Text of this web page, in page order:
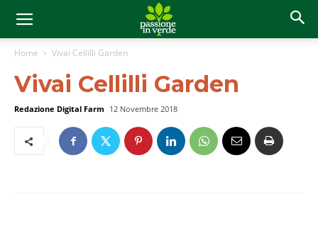
Home Vivai Cellilli Garden
Vivai Cellilli Garden
Redazione Digital Farm 12 Novembre 2018